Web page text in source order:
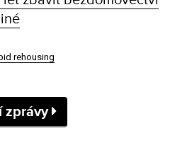
rehousing
zprávy